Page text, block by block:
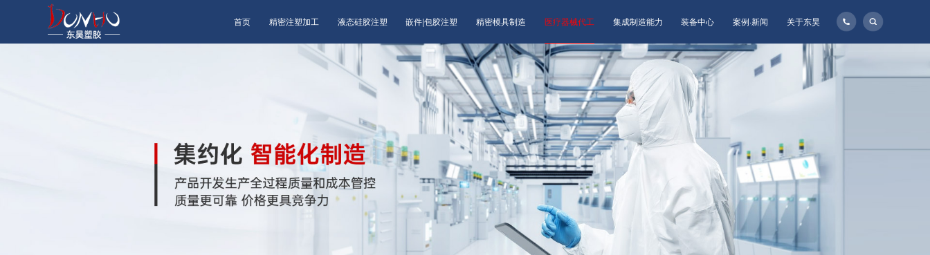
135-
首页 精密注塑加工 液态硅胶注塑 嵌件|包胶注塑 精密模具制造 医疗器械代工 集成制造能力 装备中心 案例·新闻 关于东昊